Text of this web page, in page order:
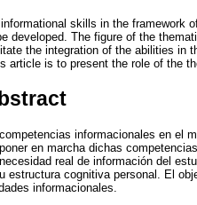
skills in the framework
developed. The figure of the
the integration of the abilities in
article is to present the role of the
informacionales en el
en marcha dichas
real de información del
estructura cognitiva personal. El
informacionales.